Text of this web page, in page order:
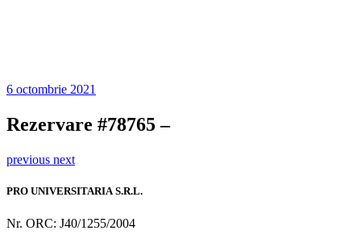
6 octombrie 2021
Rezervare #78765 –
previous next
PRO UNIVERSITARIA S.R.L.
Nr. ORC: J40/1255/2004